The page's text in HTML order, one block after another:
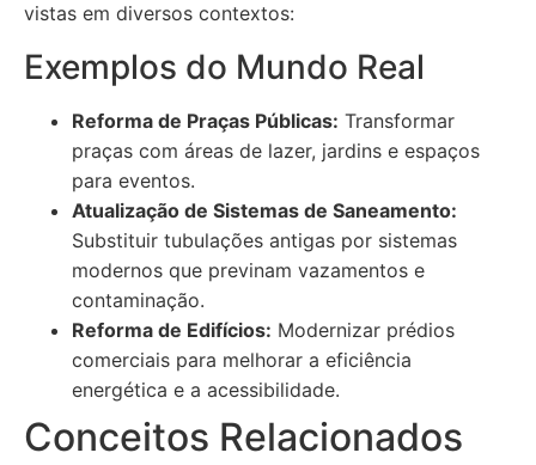
vistas em diversos contextos:
Exemplos do Mundo Real
Reforma de Praças Públicas: Transformar
praças com áreas de lazer, jardins e espaços
para eventos.
Atualização de Sistemas de Saneamento:
Substituir tubulações antigas por sistemas
modernos que previnam vazamentos e
contaminação.
Reforma de Edifícios: Modernizar prédios
comerciais para melhorar a eficiência
energética e a acessibilidade.
Conceitos Relacionados